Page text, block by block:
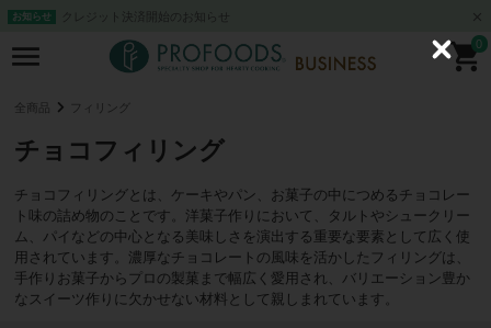
お知らせ クレジット決済開始のお知らせ
0
全商品 フィリング
チョコフィリング
チョコフィリングとは、ケーキやパン、お菓子の中につめるチョコレー
ト味の詰め物のことです。洋菓子作りにおいて、タルトやシュークリー
ム、パイなどの中心となる美味しさを演出する重要な要素として広く使
用されています。濃厚なチョコレートの風味を活かしたフィリングは、
手作りお菓子からプロの製菓まで幅広く愛用され、バリエーション豊か
なスイーツ作りに欠かせない材料として親しまれています。
C